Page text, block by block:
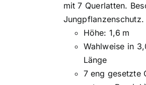
mit 7 Querlatten.
Jungpflanzenschutz.
Höhe: 1,6 m
Wahlweise in
Länge
7 eng gesetzte